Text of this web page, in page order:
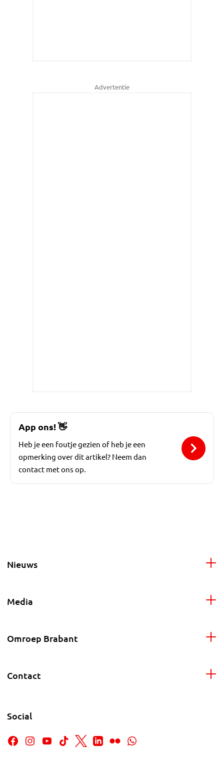
Advertentie
App ons!👋
Heb je een foutje gezien of heb je een
opmerking over dit artikel? Neem dan
contact met ons op.
Nieuws
Media
Omroep Brabant
Contact
Social